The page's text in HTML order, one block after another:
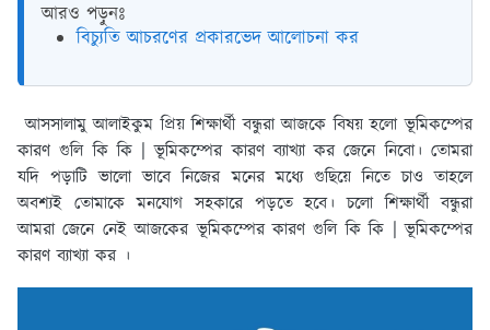
আরও পড়ুনঃ
বিচ্যুতি আচরণের প্রকারভেদ আলোচনা কর
আসসালামু আলাইকুম প্রিয় শিক্ষার্থী বন্ধুরা আজকে বিষয় হলো ভূমিকম্পের
কারণ গুলি কি কি | ভূমিকম্পের কারণ ব্যাখ্যা কর জেনে নিবো। তোমরা
যদি পড়াটি ভালো ভাবে নিজের মনের মধ্যে গুছিয়ে নিতে চাও তাহলে
অবশ্যই তোমাকে মনযোগ সহকারে পড়তে হবে। চলো শিক্ষার্থী বন্ধুরা
আমরা জেনে নেই আজকের ভূমিকম্পের কারণ গুলি কি কি | ভূমিকম্পের
কারণ ব্যাখ্যা কর ।